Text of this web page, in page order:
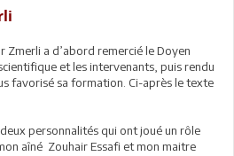
Zmerli a d’abord remercié le Doyen
et les intervenants, puis rendu
favorisé sa formation. Ci-après le texte
personnalités qui ont joué un rôle
aîné Zouhair Essafi et mon maitre